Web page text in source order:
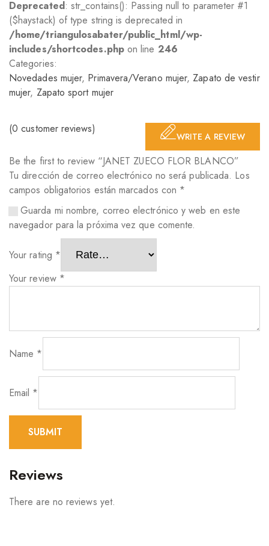
Deprecated: str_contains(): Passing null to parameter #1
($haystack) of type string is deprecated in
/home/triangulosabater/public_html/wp-
includes/shortcodes.phpon line 246
Categories:
Novedades mujer, Primavera/Verano mujer, Zapato de vestir
mujer, Zapato sport mujer
(0 customer reviews)
WRITE A REVIEW
Be the first to review “JANET ZUECO FLOR BLANCO”
Tu dirección de correo electrónico no será publicada. Los
campos obligatorios están marcados con *
Guarda mi nombre, correo electrónico y web en este
navegador para la próxima vez que comente.
Your rating *
Your review *
Name *
Email *
Reviews
There are no reviews yet.